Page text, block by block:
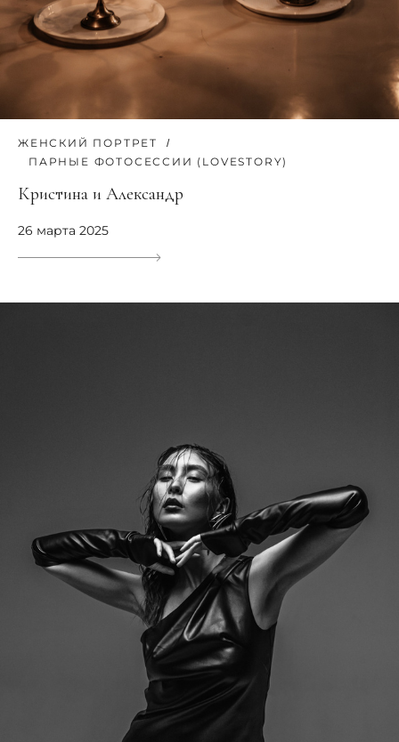
ЖЕНСКИЙ ПОРТРЕТ
ПАРНЫЕ ФОТОСЕССИИ (LOVESTORY)
Кристина и Александр
26 марта 2025